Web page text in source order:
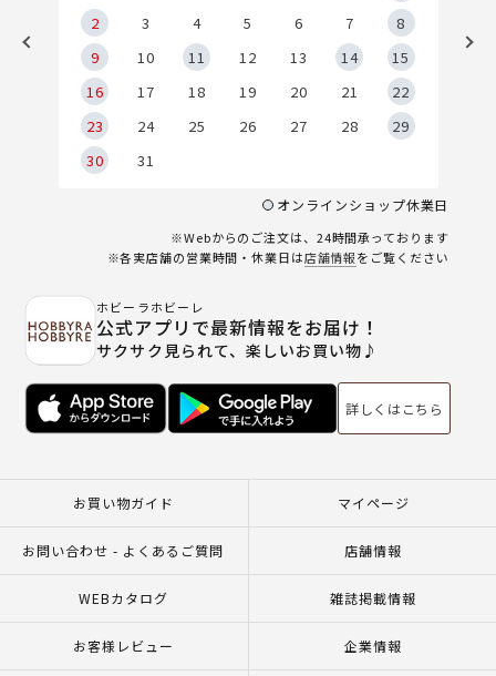
2
3 4 5 6 7
8
9
10 11 12 13 14
15
16
17 18 19 20 21
22
23
24 25 26 27 28
29
30
31
オンラインショップ休業日
※Webからのご注文は、24時間承っております
※各実店舗の営業時間・休業日は店舗情報をご覧ください
ホビーラホビーレ
公式アプリで最新情報をお届け！
サクサク見られて、楽しいお買い物♪
詳しくはこちら
お買い物ガイド マイページ
お問い合わせ - よくあるご質問 店舗情報
WEBカタログ 雑誌掲載情報
お客様レビュー 企業情報